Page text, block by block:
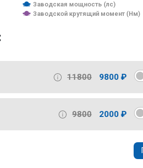
Заводская мощность (лс)
Заводской крутящий момент (Нм)
11800 9800 ₽
9800 2000 ₽